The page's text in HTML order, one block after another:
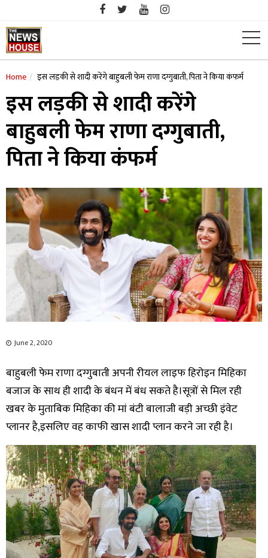
content
Home इस लड़की से शादी करेंगे बाहुबली फेम राणा दग्गुबाती, पिता ने किया कंफर्म
इस लड़की से शादी करेंगे
बाहुबली फेम राणा दग्गुबाती,
पिता ने किया कंफर्म
June 2, 2020
बाहुबली फेम राणा दग्गुबाती अपनी रीयल लाइफ हिरोइन मिहिका
बजाज के साथ ही शादी के बंधन में बंध सकते है।सूत्रों से मिल रही
खबर के मुताबिक मिहिका की मां बंटी बालाजी बड़ी अच्छी इंवेट
प्लानर है,इसलिए वह काफी खास शादी प्लान करने जा रही है।